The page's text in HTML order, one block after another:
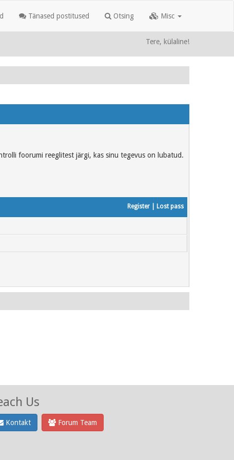
Tänased postitused Otsing Misc
Tere, külaline!
foorumi reeglitest järgi, kas sinu tegevus on lubatud.
Register Lost pass
Us
Kontakt Forum Team